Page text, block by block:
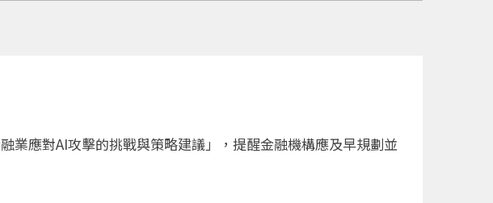
業應對AI攻擊的挑戰與策略建議」，提醒金融機構應及早規劃並